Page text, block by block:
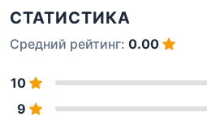
СТАТИСТИКА
Средний рейтинг: 0.00
10
9